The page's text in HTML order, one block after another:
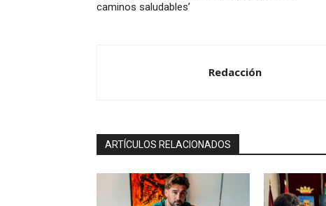
caminos saludables’
Redacción
ARTÍCULOS RELACIONADOS